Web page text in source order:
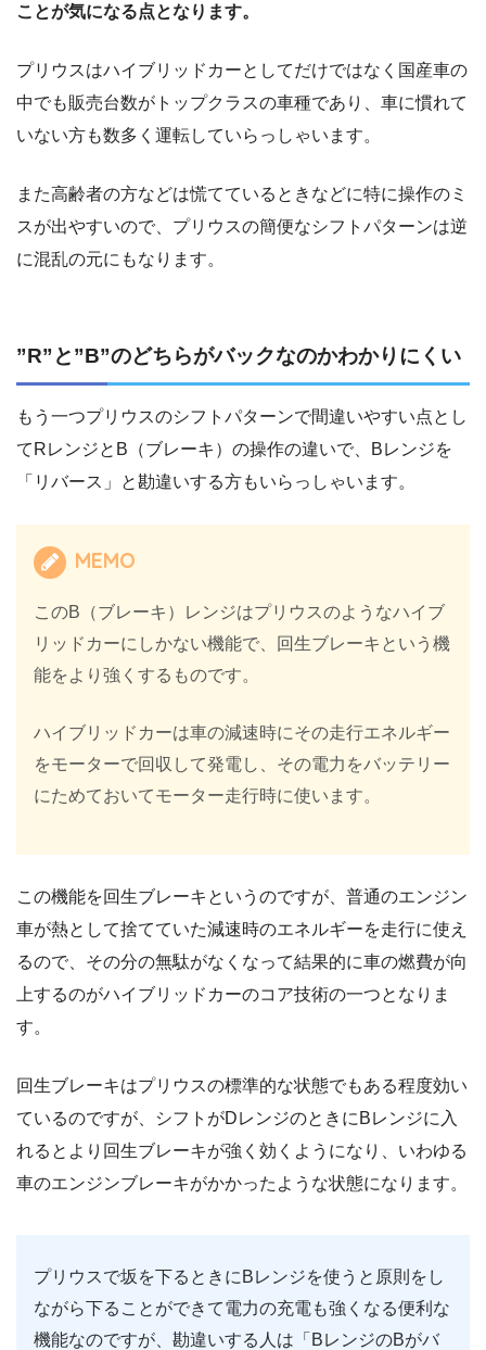
ことが気になる点となります。
プリウスはハイブリッドカーとしてだけではなく国産車の
中でも販売台数がトップクラスの車種であり、車に慣れて
いない方も数多く運転していらっしゃいます。
また高齢者の方などは慌てているときなどに特に操作のミ
スが出やすいので、プリウスの簡便なシフトパターンは逆
に混乱の元にもなります。
”R”と”B”のどちらがバックなのかわかりにくい
もう一つプリウスのシフトパターンで間違いやすい点とし
てRレンジとB（ブレーキ）の操作の違いで、Bレンジを
「リバース」と勘違いする方もいらっしゃいます。
MEMO
このB（ブレーキ）レンジはプリウスのようなハイブ
リッドカーにしかない機能で、回生ブレーキという機
能をより強くするものです。
ハイブリッドカーは車の減速時にその走行エネルギー
をモーターで回収して発電し、その電力をバッテリー
にためておいてモーター走行時に使います。
この機能を回生ブレーキというのですが、普通のエンジン
車が熱として捨てていた減速時のエネルギーを走行に使え
るので、その分の無駄がなくなって結果的に車の燃費が向
上するのがハイブリッドカーのコア技術の一つとなりま
す。
回生ブレーキはプリウスの標準的な状態でもある程度効い
ているのですが、シフトがDレンジのときにBレンジに入
れるとより回生ブレーキが強く効くようになり、いわゆる
車のエンジンブレーキがかかったような状態になります。
プリウスで坂を下るときにBレンジを使うと原則をし
ながら下ることができて電力の充電も強くなる便利な
機能なのですが、勘違いする人は「BレンジのBがバ